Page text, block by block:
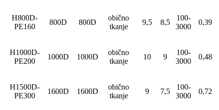
H800D-
PE160
800D 800D
obično
tkanje
9,5 8,5
100-
3000
0,39
H1000D-
PE200
1000D 1000D
obično
tkanje
10 9
100-
3000
0,48
H1500D-
PE300
1600D 1600D
obično
tkanje
9 7,5
100-
3000
0,72